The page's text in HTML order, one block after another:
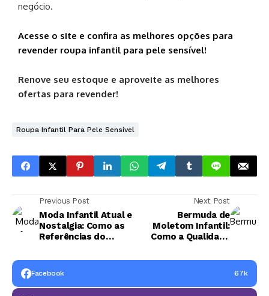
negócio.
Acesse o site e confira as melhores opções para
revender roupa infantil para pele sensível!
Renove seu estoque e aproveite as melhores
ofertas para revender!
Roupa Infantil Para Pele Sensível
Previous Post
Moda Infantil Atual e
Nostalgia: Como as
Referências do
Volta
Next Post
Bermuda de
Moletom Infantil:
Como a Qualidade
nas Vendas
Facebook 67k